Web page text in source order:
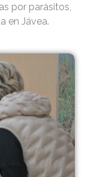
por parásitos,
en Jávea.